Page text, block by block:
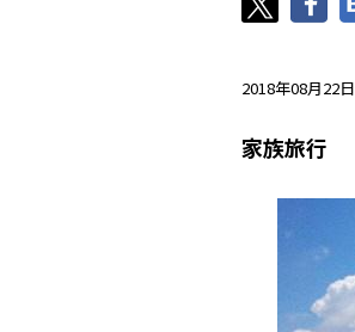
2018年08月22日
家族旅行